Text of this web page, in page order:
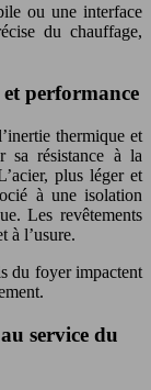
ou une interface
du chauffage,
performance
thermique et
sa résistance à la
plus léger et
à une isolation
Les revêtements
à l’usure.
du foyer impactent
service du